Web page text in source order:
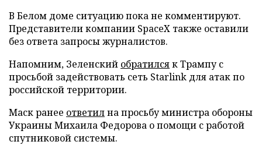
В Белом доме ситуацию пока не комментируют.
Представители компании SpaceX также оставили
без ответа запросы журналистов.
Напомним, Зеленский обратилсяк Трампу с
просьбой задействовать сеть Starlink для атак по
российской территории.
Маск ранее ответилна просьбу министра обороны
Украины Михаила Федорова о помощи с работой
спутниковой системы.